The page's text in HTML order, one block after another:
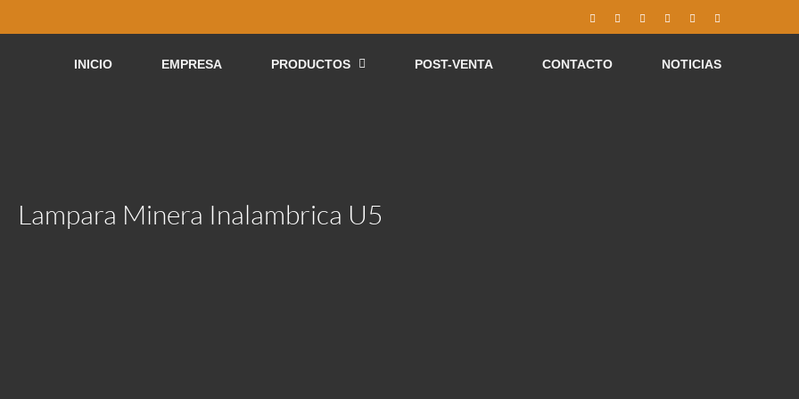
FacebookYouTubeInstagram
Correo LinkedIn
INICIO EMPRESA PRODUCTOS POST-VENTA CONTACTO NOTICIAS
Lampara Minera Inalambrica U5